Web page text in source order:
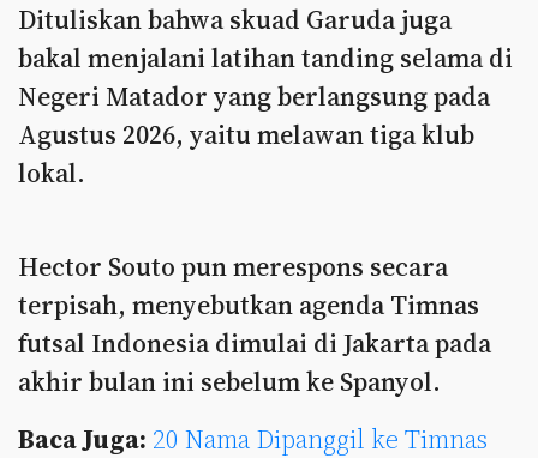
Dituliskan bahwa skuad Garuda juga
bakal menjalani latihan tanding selama di
Negeri Matador yang berlangsung pada
Agustus 2026, yaitu melawan tiga klub
lokal.
Hector Souto pun merespons secara
terpisah, menyebutkan agenda Timnas
futsal Indonesia dimulai di Jakarta pada
akhir bulan ini sebelum ke Spanyol.
Baca Juga: 20 Nama Dipanggil ke Timnas